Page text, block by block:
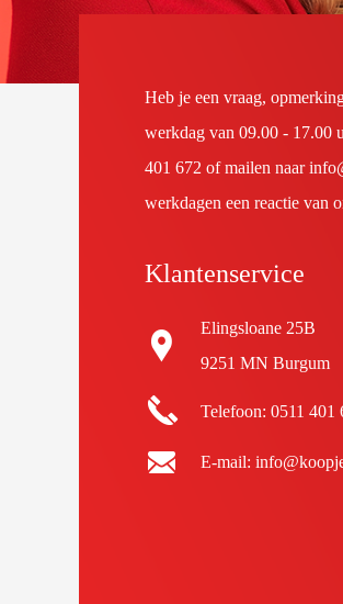
Heb je een vraag,
werkdag van 09.00 - 17.00
401 672 of mailen naar
werkdagen een reactie van
Klantenservice
Elingsloane 25B
9251 MN Burgum
Telefoon: 0511 401
E-mail: